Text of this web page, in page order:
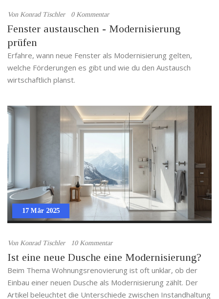
Von Konrad Tischler 0 Kommentar
Fenster austauschen - Modernisierung
prüfen
Erfahre, wann neue Fenster als Modernisierung gelten,
welche Förderungen es gibt und wie du den Austausch
wirtschaftlich planst.
17 Mär 2025
Von Konrad Tischler 10 Kommentar
Ist eine neue Dusche eine Modernisierung?
Beim Thema Wohnungsrenovierung ist oft unklar, ob der
Einbau einer neuen Dusche als Modernisierung zählt. Der
Artikel beleuchtet die Unterschiede zwischen Instandhaltung